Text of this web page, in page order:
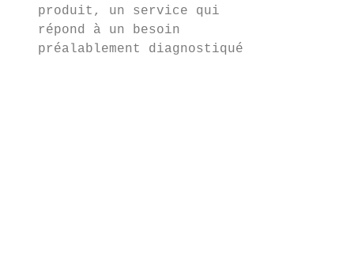
   produit, un service qui
répond à un besoin
préalablement diagnostiqué